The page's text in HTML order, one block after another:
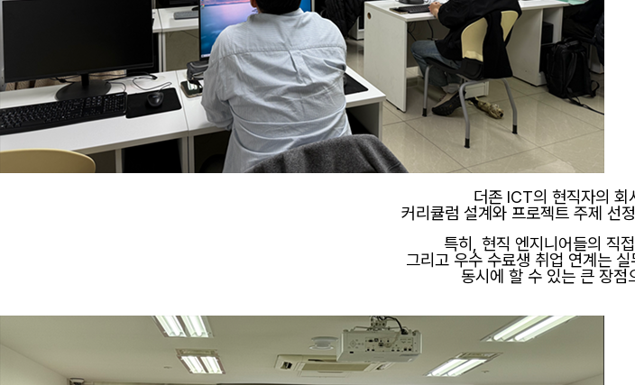
더존 ICT의 현직자의 회
커리큘럼 설계와 프로젝트 주제 선
특히, 현직 엔지니어들의 직
그리고 우수 수료생 취업 연계는
동시에 할 수 있는 큰 장점